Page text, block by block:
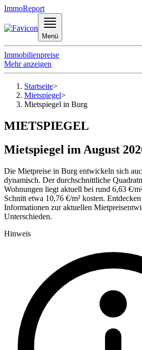
ImmoReport
Menü
Immobilienpreise
Mehr anzeigen
Startseite>
Mietspiegel>
Mietspiegel in Burg
MIETSPIEGEL
Mietspiegel im August
Die Mietpreise in Burg entwickeln sich
dynamisch. Der durchschnittliche
Wohnungen liegt aktuell bei rund 6,63 €/
Schnitt etwa 10,76 €/m² kosten.
Informationen zur aktuellen
Unterschieden.
Hinweis